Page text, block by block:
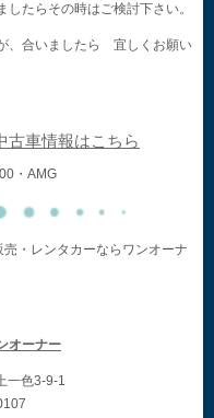
たらその時はご検討下さい。
、合いましたら 宜しくお願い
古車情報はこちら
・AMG
・レンタカーならワンオーナ
オーナー
一色3-9-1